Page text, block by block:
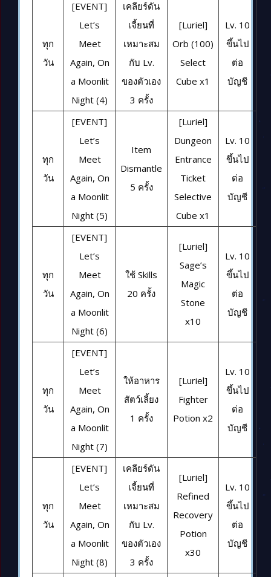
ทุก
วัน
[EVENT]
Let’s
Meet
Again, On
a Moonlit
Night (4)
เคลียร์ดัน
เจี้ยนที่
เหมาะสม
กับ Lv.
ของตัวเอง
3 ครั้ง
[Luriel]
Orb (100)
Select
Cube x1
Lv. 10
ขึ้นไป
ต่อ
บัญชี
ทุก
วัน
[EVENT]
Let’s
Meet
Again, On
a Moonlit
Night (5)
Item
Dismantle
5 ครั้ง
[Luriel]
Dungeon
Entrance
Ticket
Selective
Cube x1
Lv. 10
ขึ้นไป
ต่อ
บัญชี
ทุก
วัน
[EVENT]
Let’s
Meet
Again, On
a Moonlit
Night (6)
ใช้ Skills
20 ครั้ง
[Luriel]
Sage’s
Magic
Stone
x10
Lv. 10
ขึ้นไป
ต่อ
บัญชี
ทุก
วัน
[EVENT]
Let’s
Meet
Again, On
a Moonlit
Night (7)
ให้อาหาร
สัตว์เลี้ยง
1 ครั้ง
[Luriel]
Fighter
Potion x2
Lv. 10
ขึ้นไป
ต่อ
บัญชี
ทุก
วัน
[EVENT]
Let’s
Meet
Again, On
a Moonlit
Night (8)
เคลียร์ดัน
เจี้ยนที่
เหมาะสม
กับ Lv.
ของตัวเอง
3 ครั้ง
[Luriel]
Refined
Recovery
Potion
x30
Lv. 10
ขึ้นไป
ต่อ
บัญชี